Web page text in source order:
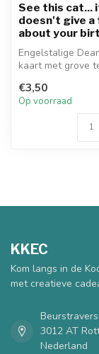
See this cat...
doesn't give a
about your
Engelstalige
kaart met grove
€3,50
Op voorraad
KKEC
Kom langs in de
met creatieve
3012 AT
Nederland